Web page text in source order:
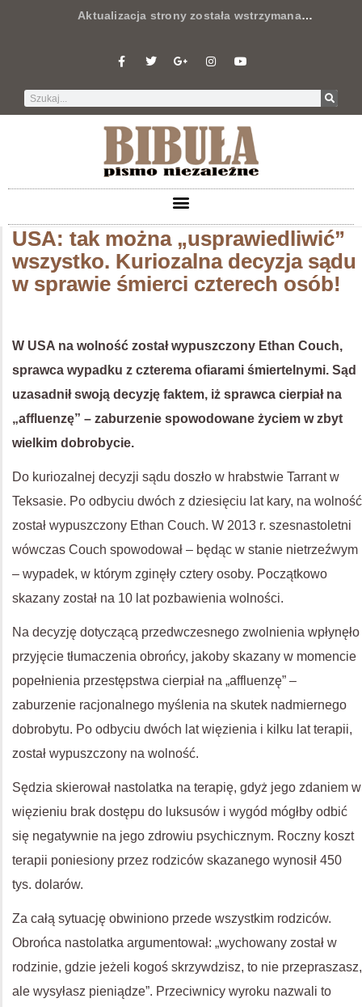
Aktualizacja strony została wstrzymana…
USA: tak można „usprawiedliwić”
wszystko. Kuriozalna decyzja sądu
w sprawie śmierci czterech osób!
W USA na wolność został wypuszczony Ethan Couch,
sprawca wypadku z czterema ofiarami śmiertelnymi. Sąd
uzasadnił swoją decyzję faktem, iż sprawca cierpiał na
„affluenzę” – zaburzenie spowodowane życiem w zbyt
wielkim dobrobycie.
Do kuriozalnej decyzji sądu doszło w hrabstwie Tarrant w
Teksasie. Po odbyciu dwóch z dziesięciu lat kary, na wolność
został wypuszczony Ethan Couch. W 2013 r. szesnastoletni
wówczas Couch spowodował – będąc w stanie nietrzeźwym
– wypadek, w którym zginęły cztery osoby. Początkowo
skazany został na 10 lat pozbawienia wolności.
Na decyzję dotyczącą przedwczesnego zwolnienia wpłynęło
przyjęcie tłumaczenia obrońcy, jakoby skazany w momencie
popełnienia przestępstwa cierpiał na „affluenzę” –
zaburzenie racjonalnego myślenia na skutek nadmiernego
dobrobytu. Po odbyciu dwóch lat więzienia i kilku lat terapii,
został wypuszczony na wolność.
Sędzia skierował nastolatka na terapię, gdyż jego zdaniem w
więzieniu brak dostępu do luksusów i wygód mógłby odbić
się negatywnie na jego zdrowiu psychicznym. Roczny koszt
terapii poniesiony przez rodziców skazanego wynosił 450
tys. dolarów.
Za całą sytuację obwiniono przede wszystkim rodziców.
Obrońca nastolatka argumentował: „wychowany został w
rodzinie, gdzie jeżeli kogoś skrzywdzisz, to nie przepraszasz,
ale wysyłasz pieniądze”. Przeciwnicy wyroku nazwali to